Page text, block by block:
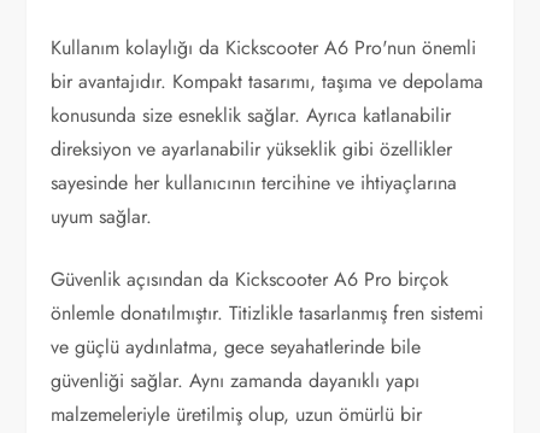
Kullanım kolaylığı da Kickscooter A6 Pro'nun önemli
bir avantajıdır. Kompakt tasarımı, taşıma ve depolama
konusunda size esneklik sağlar. Ayrıca katlanabilir
direksiyon ve ayarlanabilir yükseklik gibi özellikler
sayesinde her kullanıcının tercihine ve ihtiyaçlarına
uyum sağlar.
Güvenlik açısından da Kickscooter A6 Pro birçok
önlemle donatılmıştır. Titizlikle tasarlanmış fren sistemi
ve güçlü aydınlatma, gece seyahatlerinde bile
güvenliği sağlar. Aynı zamanda dayanıklı yapı
malzemeleriyle üretilmiş olup, uzun ömürlü bir